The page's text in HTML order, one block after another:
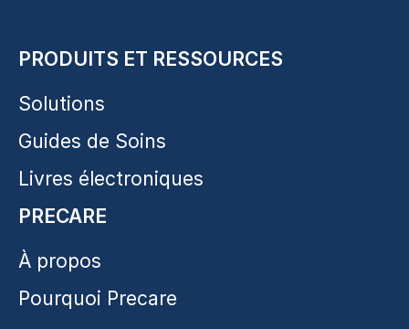
PRODUITS ET RESSOURCES
Solutions
Guides de Soins
Livres électroniques
PRECARE
À propos
Pourquoi Precare